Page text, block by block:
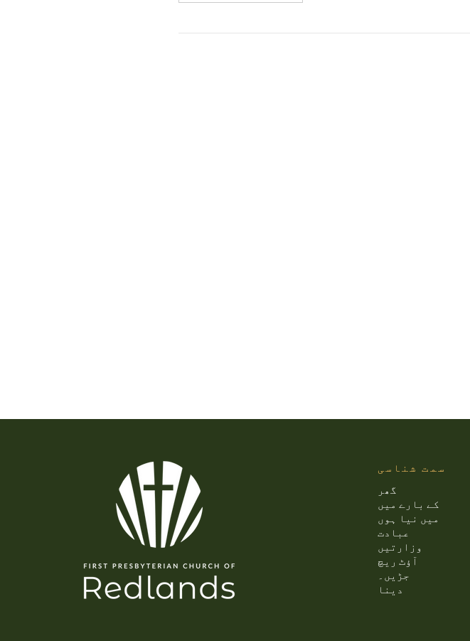
سمت شناسی
گھر
کے بارے میں
میں نیا ہوں
عبادت
وزارتیں
آؤٹ ریچ
جڑیں۔
دینا